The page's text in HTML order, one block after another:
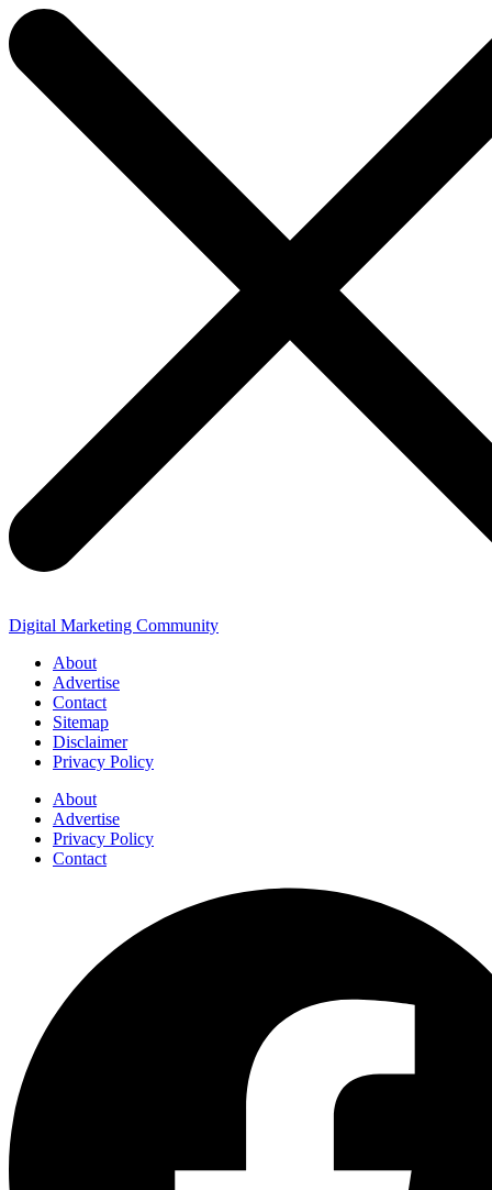
Digital Marketing Community
About
Advertise
Contact
Sitemap
Disclaimer
Privacy Policy
About
Advertise
Privacy Policy
Contact